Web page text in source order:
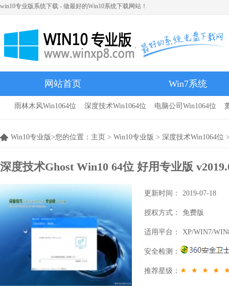
win10专业版系统下载 - 做最好的Win10系统下载网站！
网站首页 Win7系统
雨林木风
雨林木风Win1064位 深度技术Win1064位 电脑公司Win1064位
Win10专业版>您的位置： 主页 > Win10专业版 > 深度技术Win1064位
深度技术Ghost Win10 64位 好用专业版
更新时间： 2019-07-18
授权方式： 免费版
适用平台： XP/WIN7/
安全检测：
推荐星级：